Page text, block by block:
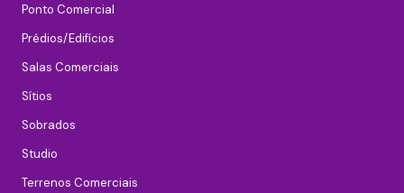
Ponto Comercial
Prédios/Edifícios
Salas Comerciais
Sítios
Sobrados
Studio
Terrenos Comerciais